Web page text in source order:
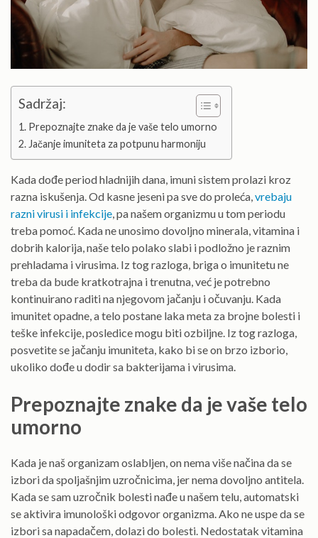
Sadržaj:
Prepoznajte znake da je vaše telo umorno
Jačanje imuniteta za potpunu harmoniju
Kada dođe period hladnijih dana, imuni sistem prolazi kroz
razna iskušenja. Od kasne jeseni pa sve do proleća, vrebaju
razni virusi i infekcije , pa našem organizmu u tom periodu
treba pomoć. Kada ne unosimo dovoljno minerala, vitamina i
dobrih kalorija, naše telo polako slabi i podložno je raznim
prehladama i virusima. Iz tog razloga, briga o imunitetu ne
treba da bude kratkotrajna i trenutna, već je potrebno
kontinuirano raditi na njegovom jačanju i očuvanju. Kada
imunitet opadne, a telo postane laka meta za brojne bolesti i
teške infekcije, posledice mogu biti ozbiljne. Iz tog razloga,
posvetite se jačanju imuniteta, kako bi se on brzo izborio,
ukoliko dođe u dodir sa bakterijama i virusima.
Prepoznajte znake da je vaše telo
umorno
Kada je naš organizam oslabljen, on nema više načina da se
izbori da spoljašnjim uzročnicima, jer nema dovoljno antitela.
Kada se sam uzročnik bolesti nađe u našem telu, automatski
se aktivira imunološki odgovor organizma. Ako ne uspe da se
izbori sa napadačem, dolazi do bolesti. Nedostatak vitamina